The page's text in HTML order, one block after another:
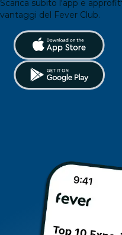
Scarica subito l'app e
vantaggi del Fever Club.